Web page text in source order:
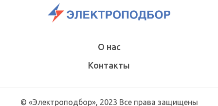
О нас
Контакты
© «Электроподбор», 2023 Все права защищены